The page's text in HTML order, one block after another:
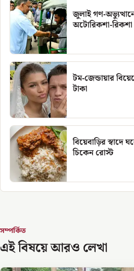
জুলাই গণ-
অটোরিকশা-রিকশা
টম-জেন্ডায়ার
টাকা
বিয়েবাড়ির স্বাদে
চিকেন রোস্ট
সম্পর্কিত
এই বিষয়ে আরও লেখা